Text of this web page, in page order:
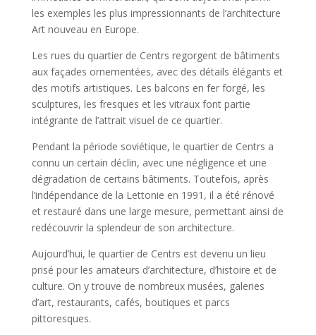
les exemples les plus impressionnants de l’architecture
Art nouveau en Europe.
Les rues du quartier de Centrs regorgent de bâtiments
aux façades ornementées, avec des détails élégants et
des motifs artistiques. Les balcons en fer forgé, les
sculptures, les fresques et les vitraux font partie
intégrante de l’attrait visuel de ce quartier.
Pendant la période soviétique, le quartier de Centrs a
connu un certain déclin, avec une négligence et une
dégradation de certains bâtiments. Toutefois, après
l’indépendance de la Lettonie en 1991, il a été rénové
et restauré dans une large mesure, permettant ainsi de
redécouvrir la splendeur de son architecture.
Aujourd’hui, le quartier de Centrs est devenu un lieu
prisé pour les amateurs d’architecture, d’histoire et de
culture. On y trouve de nombreux musées, galeries
d’art, restaurants, cafés, boutiques et parcs
pittoresques.